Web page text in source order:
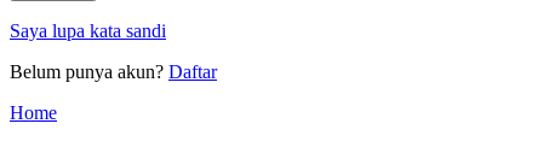
Saya lupa kata sandi
Belum punya akun? Daftar
Home